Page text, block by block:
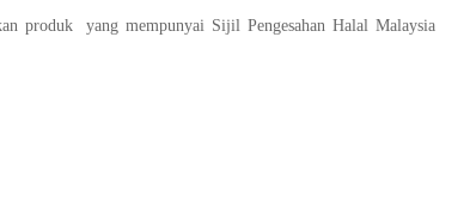
produk yang mempunyai Sijil Pengesahan Halal Malaysia